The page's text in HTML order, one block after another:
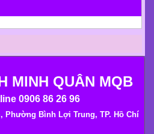
MINH QUÂN MQB
0906 86 26 96
Phường Bình Lợi Trung, TP. Hồ Chí